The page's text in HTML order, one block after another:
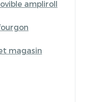
ampliroll
magasin